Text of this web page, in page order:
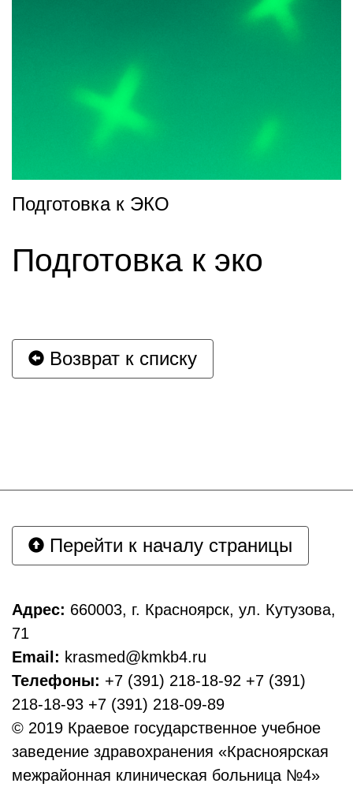
Подготовка к ЭКО
Подготовка к эко
Возврат к списку
Перейти к началу страницы
Адрес: 660003, г. Красноярск, ул. Кутузова,
71
Email: krasmed@kmkb4.ru
Телефоны: +7 (391) 218-18-92 +7 (391)
218-18-93 +7 (391) 218-09-89
© 2019 Краевое государственное учебное
заведение здравохранения «Красноярская
межрайонная клиническая больница №4»